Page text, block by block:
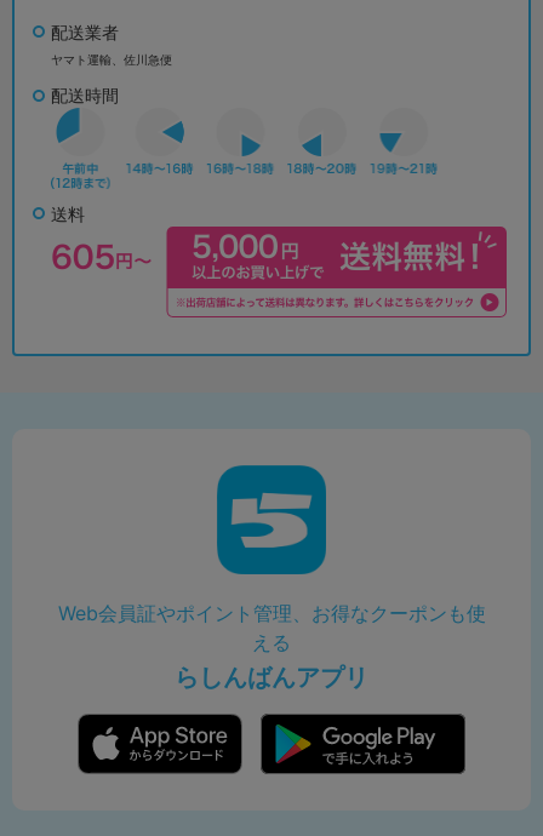
配送業者
ヤマト運輸、佐川急便
配送時間
送料
Web会員証やポイント管理、お得なクーポンも使
える
らしんばんアプリ